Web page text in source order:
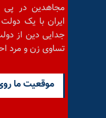
مجاهدین در پی
ایران با یک
جدایی دین از
تساوی زن و مرد
موقعيت ما